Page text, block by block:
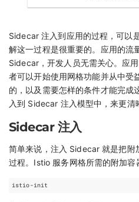
Sidecar 注入到应用的过程，可以
解这一过程是很重要的。应用的流
Sidecar，开发人员无需关心。应
者可以开始使用网格功能并从中受
的，以及需要怎样的条件才能完成
入到 Sidecar 注入模型中，来更清
Sidecar 注入
简单来说，注入 Sidecar 就是把附
过程。Istio 服务网格所需的附加容